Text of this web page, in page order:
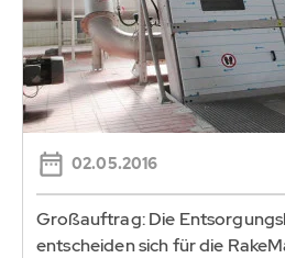
02.05.2016
Großauftrag: Die
entscheiden sich für die